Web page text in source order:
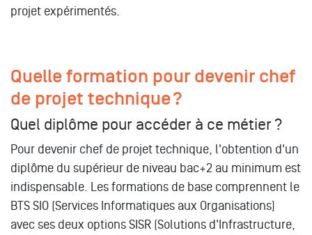
projet expérimentés.
Quelle formation pour devenir chef
de projet technique ?
Quel diplôme pour accéder à ce métier ?
Pour devenir chef de projet technique, l'obtention d'un
diplôme du supérieur de niveau bac+2 au minimum est
indispensable. Les formations de base comprennent le
BTS SIO (Services Informatiques aux Organisations)
avec ses deux options SISR (Solutions d'Infrastructure,